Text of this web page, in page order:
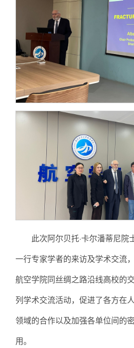
此次阿尔贝托·卡尔潘蒂尼院
一行专家学者的来访及学术交流
航空学院同丝绸之路沿线高校的
列学术交流活动，促进了各方在
领域的合作以及加强各单位间的
用。